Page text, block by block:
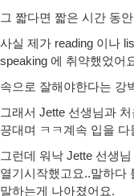
그 짧다면 짧은 시간 동
사실 제가 reading 이나
speaking 에 취약했었어
속으로 잘해야한다는 강
그래서 Jette 선생님과
끙대며 ㅋㅋ계속 입을
그런데 워낙 Jette 선생
열기시작했고요..말하다
말하는게 나아졌어요.